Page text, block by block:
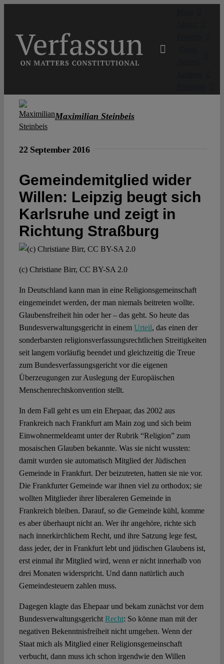
content
Maximilian Steinbeis
22 September 2016
Gemeindemitglied wider
Willen: Leipzig beugt sich
Karlsruhe und zeigt in
Richtung Straßburg
(c) Christiane Birr, CC BY-SA 2.0
In Deutschland kann man in eine Religionsgemeinschaft
eingemeindet werden, der man niemals beitreten wollte.
Glaubensfreiheit hin oder her – das geht. So heute das
Bundesverwaltungsgericht in einem Urteil, das einen der
sonderbarsten religionsverfassungsrechtlichen Streitigkeiten
seit langem vorläufig beendet und gleichzeitig die Treue
zum Bundesverfassungsgericht vor die eigenen
Überzeugungen zur Auslegung der Europäischen
Menschenrechtskonvention stellt.
In dem Fall geht es um ein Ehepaar, das 2002 aus
Frankreich nach Frankfurt am Main zog und sich beim
Einwohnermeldeamt unter der Rubrik “Religion” zum
mosaischen Glauben bekannte. Was sie nicht wussten:
damit wurden sie automatisch Mitglied der Jüdischen
Gemeinde in Frankfurt. Der beizutreten, hatten sie nie vor.
Die Frankfurter Gemeinde war ihnen viel zu orthodox; sie
wollten Mitglieder ihrer liberaleren Gemeinde in
Frankreich bleiben. Darauf, so die Gemeinde kühl, komme
es aber überhaupt nicht an. Wer ihr angehöre, richte sich
nach innerkirchlichem Recht, und ihre Satzung lege fest,
dass jeder, der in Frankfurt lebt und jüdischen Glaubens ist,
erst einmal ihr Mitglied wird, wenn er nicht innerhalb von
drei Monaten widerspricht. Und dann natürlich auch
Gemeindesteuern zahlen muss.
Dagegen klagte das Ehepaar und bekam zunächst vor dem
Bundesverwaltungsgericht Recht: So könne man mit der
negativen Bekenntnisfreiheit nicht umgehen. Wenn der
Staat mich als Mitglied einer Religionsgemeinschaft
verbucht, dann muss ich schon irgendwie den Willen